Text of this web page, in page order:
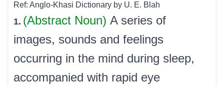
Ref: Anglo-Khasi Dictionary by U. E. Blah
1. (Abstract Noun) A series of
images, sounds and feelings
occurring in the mind during sleep,
accompanied with rapid eye